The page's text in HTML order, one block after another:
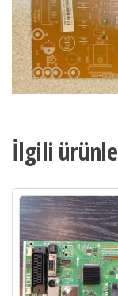
İlgili